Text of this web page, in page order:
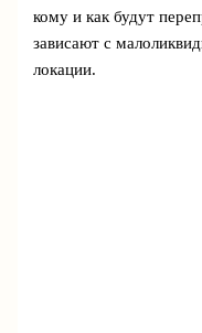
кому и как будут
зависают с
локации.